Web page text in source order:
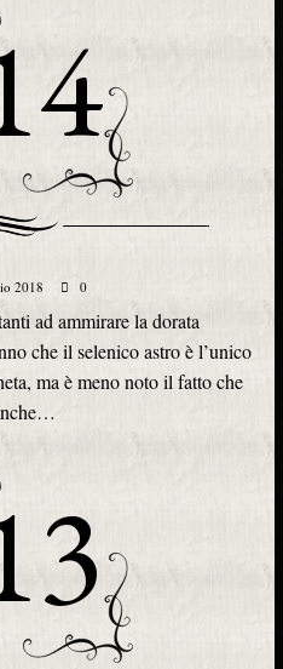
2018 0
ad ammirare la dorata
che il selenico astro è l’unico
ma è meno noto il fatto che